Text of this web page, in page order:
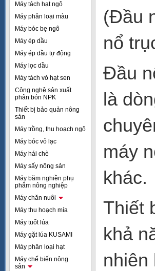
Máy tách hạt ngô
Máy phân loại màu
Máy bóc bẹ ngô
Máy ép dầu
Máy ép dầu tự động
Máy lọc dầu
Máy tách vỏ hạt sen
Công nghệ sản xuất
phân bón NPK
Thiết bị bảo quản nông
sản
Máy trồng, thu hoạch ngô
Máy bóc vỏ lạc
Máy hái chè
Máy sấy nông sản
Máy băm nghiền phụ
phẩm nông nghiệp
Máy chăn nuôi
Máy thu hoạch mía
Máy tuốt lúa
Máy gặt lúa KUSAMI
Máy phân loại hạt
Máy chế biến nông
sản
(Đầu
nổ
Đầu
là
máy
khác.
Thiết
khả
nhiên